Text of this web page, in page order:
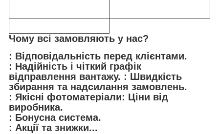
Чому всі замовляють у нас?
: Відповідальність перед клієнтами.
: Надійність і чіткий графік
відправлення вантажу. : Швидкість
збирання та надсилання замовлень.
: Якісні фотоматеріали: Ціни від
виробника.
: Бонусна система.
: Акції та знижки...